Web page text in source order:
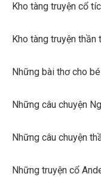
Kho tàng truyện cổ
Kho tàng truyện
Những bài thơ cho
Những câu chuyện
Những câu chuyện
Những truyện cổ